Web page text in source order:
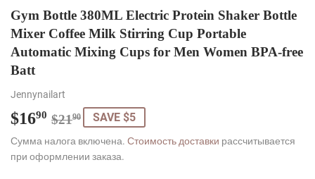
Gym Bottle 380ML Electric Protein Shaker Bottle
Mixer Coffee Milk Stirring Cup Portable
Automatic Mixing Cups for Men Women BPA-free
Batt
Jennynailart
$1690 $2190
Regular
price
$21.90
Sale
price
$16.90
SAVE $5
Сумма налога включена. Стоимость доставки рассчитывается
при оформлении заказа.